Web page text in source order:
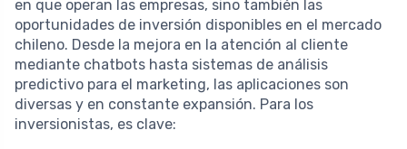
en que operan las empresas, sino también las
oportunidades de inversión disponibles en el mercado
chileno. Desde la mejora en la atención al cliente
mediante chatbots hasta sistemas de análisis
predictivo para el marketing, las aplicaciones son
diversas y en constante expansión. Para los
inversionistas, es clave: